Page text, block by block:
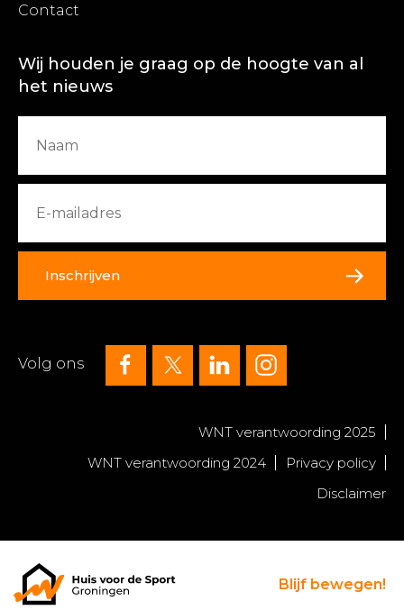
Contact
Wij houden je graag op de hoogte van al
het nieuws
Inschrijven
Volg ons
WNT verantwoording 2025
WNT verantwoording 2024
Privacy policy
Disclaimer
Blijf bewegen!